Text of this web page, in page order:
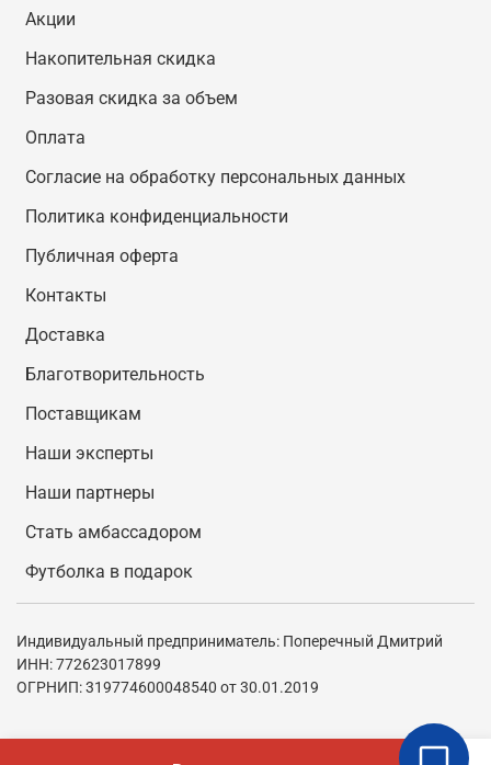
Акции
Накопительная скидка
Разовая скидка за объем
Оплата
Согласие на обработку персональных данных
Политика конфиденциальности
Публичная оферта
Контакты
Доставка
Благотворительность
Поставщикам
Наши эксперты
Наши партнеры
Стать амбассадором
Футболка в подарок
Индивидуальный предприниматель: Поперечный Дмитрий
ИНН: 772623017899
ОГРНИП: 319774600048540 от 30.01.2019